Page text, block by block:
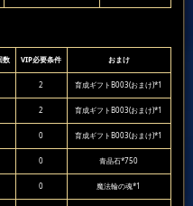
数 VIP必要条件 おまけ
2 育成ギフトB003(おまけ)*1
2 育成ギフトB003(おまけ)*1
0 育成ギフトB003(おまけ)*1
0 青晶石*750
0 魔法輪の魂*1